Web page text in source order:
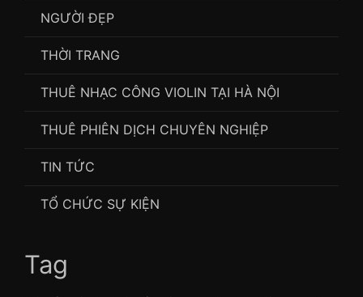
NGƯỜI ĐẸP
THỜI TRANG
THUÊ NHẠC CÔNG VIOLIN TẠI HÀ NỘI
THUÊ PHIÊN DỊCH CHUYÊN NGHIỆP
TIN TỨC
TỔ CHỨC SỰ KIỆN
Tag